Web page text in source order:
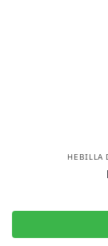
HEBILLA